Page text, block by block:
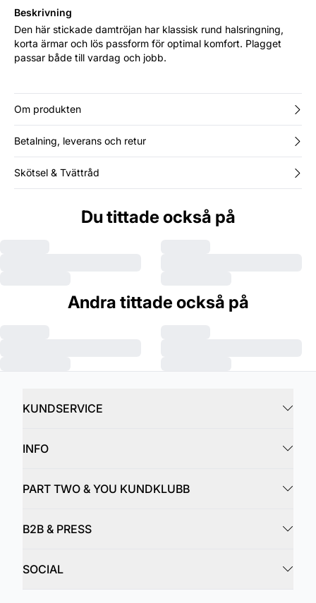
Beskrivning
Den här stickade damtröjan har klassisk rund halsringning,
korta ärmar och lös passform för optimal komfort. Plagget
passar både till vardag och jobb.
Om produkten
Betalning, leverans och retur
Skötsel & Tvättråd
Du tittade också på
Andra tittade också på
KUNDSERVICE
INFO
PART TWO & YOU KUNDKLUBB
B2B & PRESS
SOCIAL